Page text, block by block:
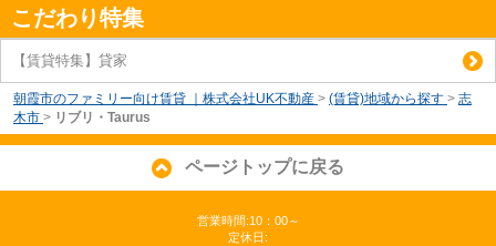
こだわり特集
【賃貸特集】貸家
朝霞市のファミリー向け賃貸 ｜株式会社UK不動産 > (賃貸)地域から探す > 志
木市 > リブリ・Taurus
ページトップに戻る
営業時間:10：00～
定休日: